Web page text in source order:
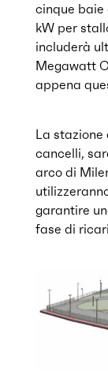
cinque
kW per
includerà
Megawatt
appena
La
cancelli,
arco di
garantire
fase di